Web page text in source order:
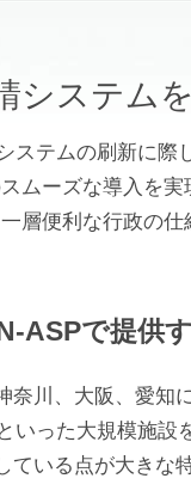
システム
テムの刷新に
ムーズな導入を
層便利な行政の
ASPで提供
川、大阪、愛知
いった大規模施設
ている点が大きな